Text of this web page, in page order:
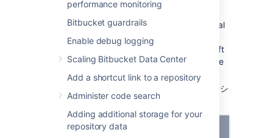
performance monitoring
Bitbucket guardrails
Enable debug logging
Scaling Bitbucket Data Center
Add a shortcut link to a repository
Administer code search
Adding additional storage for your
repository data
Select
Atlassian product
type. This option also works for external
applications. This is the original
application links mechanism – we’ve left
it under this option so users can still use
their OAuth 1.0 integrations.
アトラシアン製品または外部アプリケーシ
ョンの URL を入力します。